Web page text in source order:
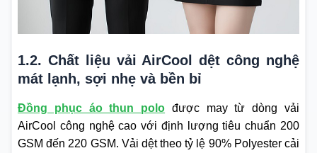
1.2. Chất liệu vải AirCool dệt công nghệ
mát lạnh, sợi nhẹ và bền bỉ
Đồng phục áo thun polo được may từ dòng vải
AirCool công nghệ cao với định lượng tiêu chuẩn 200
GSM đến 220 GSM. Vải dệt theo tỷ lệ 90% Polyester cải